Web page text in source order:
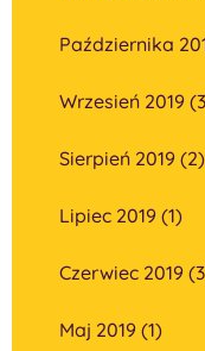
Października
Wrzesień 2019
Sierpień 2019 (2)
Lipiec 2019 (1)
Czerwiec 2019
Maj 2019 (1)